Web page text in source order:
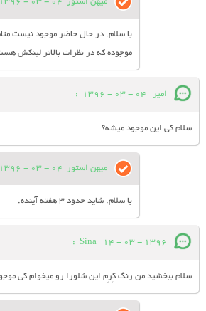
با سلام. در حال حاضر موجود نیست
موجوده که در نظرات بالاتر لینکش
امیر 04 - 03 - 1396
:
سلام کی این موجود میشه؟
میهن استور 04 - 03 - 1396
با سلام. شاید حدود 3 هفته آینده.
Sina 14 - 03 - 1396
:
سلام ببخشید من رنگ کِرِم این شلورا رو میخوام کی